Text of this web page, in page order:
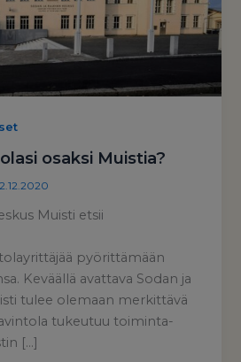
osaksi Muistia?
Muisti etsii
pyörittämään
Keväällä avattava Sodan ja
tulee olemaan merkittävä
tukeutuu toiminta-
[…]